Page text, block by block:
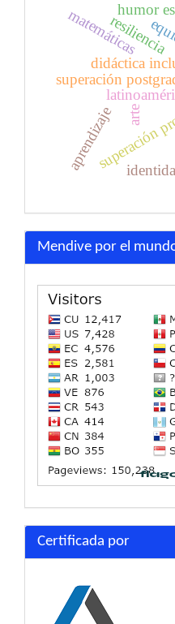
didáctica
resiliencia
superación
arte
humor
matemáticas
aprendizaje
Mendive por el
Certificada por